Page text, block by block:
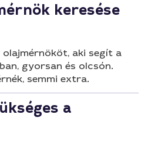
keresése
olajmérnököt, aki segít a
gyorsan és olcsón.
semmi extra.
a